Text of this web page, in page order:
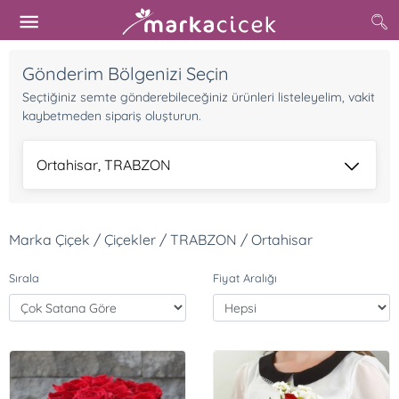
Gönderim Bölgenizi Seçin
Seçtiğiniz semte gönderebileceğiniz ürünleri listeleyelim, vakit
kaybetmeden sipariş oluşturun.
Ortahisar, TRABZON
Marka Çiçek / Çiçekler / TRABZON / Ortahisar
Sırala Fiyat Aralığı